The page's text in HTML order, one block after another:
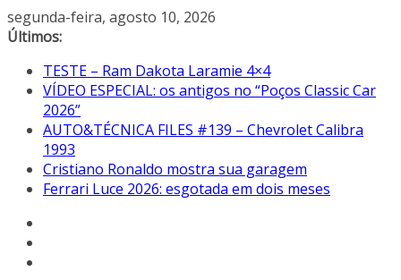
Pular
para
conteúdo
segunda-feira, agosto 10, 2026
Últimos:
TESTE – Ram Dakota Laramie 4×4
VÍDEO ESPECIAL: os antigos no “Poços Classic Car
2026”
AUTO&TÉCNICA FILES #139 – Chevrolet Calibra
1993
Cristiano Ronaldo mostra sua garagem
Ferrari Luce 2026: esgotada em dois meses